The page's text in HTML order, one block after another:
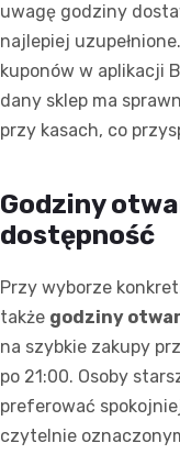
uwagę godziny
najlepiej
kuponów w aplikacji
dany sklep ma
przy kasach, co
Godziny
dostępność
Przy wyborze
także godziny
na szybkie zakupy
po 21:00. Osoby
preferować
czytelnie